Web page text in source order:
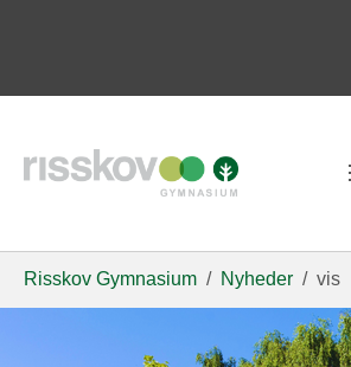
Risskov Gymnasium Nyheder vis